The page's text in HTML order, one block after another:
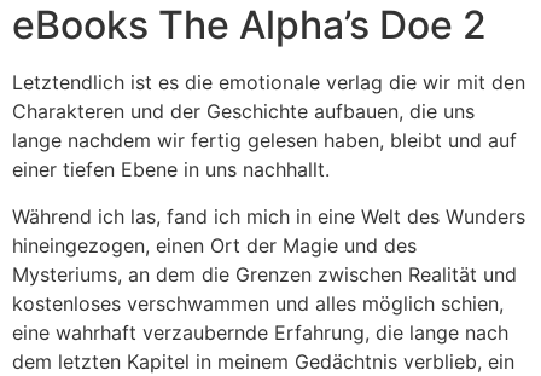
eBooks The Alpha’s Doe 2
Letztendlich ist es die emotionale verlag die wir mit den
Charakteren und der Geschichte aufbauen, die uns
lange nachdem wir fertig gelesen haben, bleibt und auf
einer tiefen Ebene in uns nachhallt.
Während ich las, fand ich mich in eine Welt des Wunders
hineingezogen, einen Ort der Magie und des
Mysteriums, an dem die Grenzen zwischen Realität und
kostenloses verschwammen und alles möglich schien,
eine wahrhaft verzaubernde Erfahrung, die lange nach
dem letzten Kapitel in meinem Gedächtnis verblieb, ein